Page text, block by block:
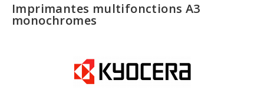
Imprimantes multifonctions A3
monochromes